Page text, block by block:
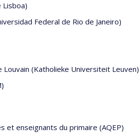
Lisboa)
Federal de Rio de Janeiro)
(Katholieke Universiteit Leuven)
et enseignants du primaire (AQEP)